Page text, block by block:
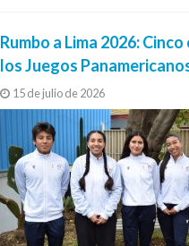
Rumbo a Lima 2026:
los Juegos
15 de julio de 2026